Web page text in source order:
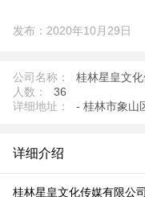
发布：2020年10月29日
公司名称：
桂林星皇文
人数：
36
详细地址：
- 桂林市象山
详细介绍
桂林星皇文化传媒有限公司